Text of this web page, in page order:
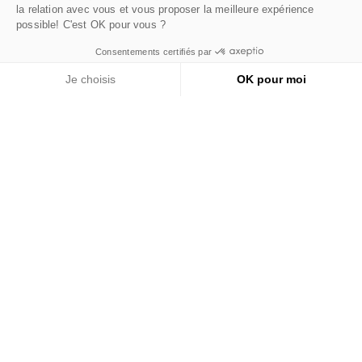
HEXAGONA
la relation avec vous et vous proposer la meilleure expérience
possible! C'est OK pour vous ?
Consentements certifiés par
Je choisis OK pour moi